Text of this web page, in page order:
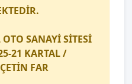
OTO SANAYİ SİTESİ
21 KARTAL /
ÇETİN FAR